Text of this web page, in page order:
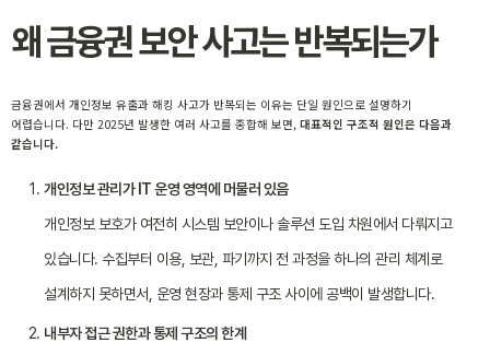
왜 금융권 보안 사고는 반복되는가
금융권에서 개인정보 유출과 해킹 사고가 반복되는 이유는 단일 원인으로 설명하기
어렵습니다. 다만 2025년 발생한 여러 사고를 종합해 보면, 대표적인 구조적 원인은 다음과
같습니다.
개인정보 관리가 IT 운영 영역에 머물러 있음
개인정보 보호가 여전히 시스템 보안이나 솔루션 도입 차원에서 다뤄지고
있습니다. 수집부터 이용, 보관, 파기까지 전 과정을 하나의 관리 체계로
설계하지 못하면서, 운영 현장과 통제 구조 사이에 공백이 발생합니다.
내부자 접근 권한과 통제 구조의 한계